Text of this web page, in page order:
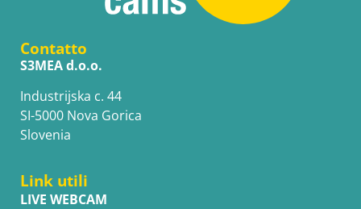
Contatto
S3MEA d.o.o.
Industrijska c. 44
SI-5000 Nova Gorica
Slovenia
Link utili
LIVE WEBCAM